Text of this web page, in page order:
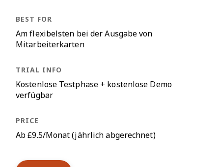
Am flexibelsten bei der Ausgabe von
Mitarbeiterkarten
Kostenlose Testphase + kostenlose Demo
verfügbar
Ab £9.5/Monat (jährlich abgerechnet)